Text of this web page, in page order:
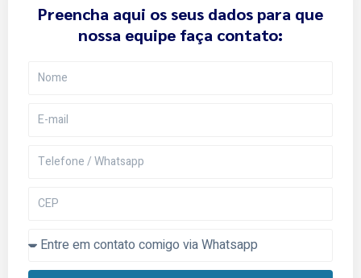
Preencha aqui os seus dados para que
nossa equipe faça contato:
Nome
E-
Telefone/Whatsapp
CEP
contato